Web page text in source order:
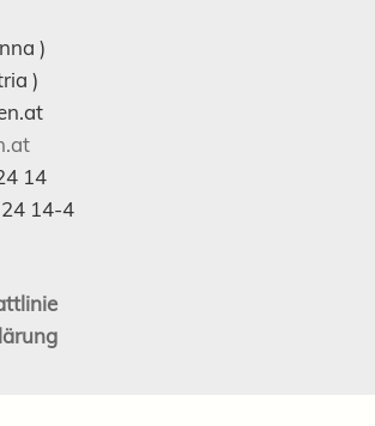
)
)
14
14-4